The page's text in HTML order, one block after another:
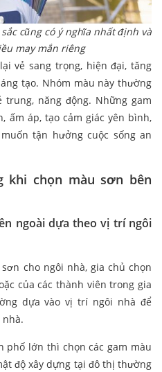
cũng có ý nghĩa nhất định và
may mắn riêng
vẻ sang trọng, hiện đại, tăng
tạo. Nhóm màu này thường
năng động. Những gam
ấm áp, tạo cảm giác yên bình,
tận hưởng cuộc sống an
khi chọn màu sơn bên
ngoài dựa theo vị trí ngôi
cho ngôi nhà, gia chủ chọn
của các thành viên trong gia
dựa vào vị trí ngôi nhà để
nhà.
lớn thì chọn các gam màu
độ xây dựng tại đô thị thường